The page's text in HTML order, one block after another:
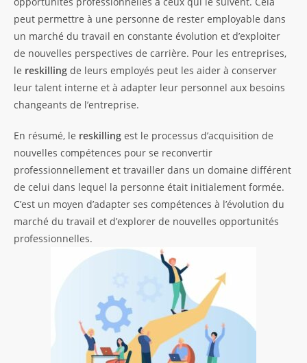
peut permettre à une personne de rester employable dans
un marché du travail en constante évolution et d’exploiter
de nouvelles perspectives de carrière. Pour les entreprises,
le reskilling de leurs employés peut les aider à conserver
leur talent interne et à adapter leur personnel aux besoins
changeants de l’entreprise.
En résumé, le reskilling est le processus d’acquisition de
nouvelles compétences pour se reconvertir
professionnellement et travailler dans un domaine différent
de celui dans lequel la personne était initialement formée.
C’est un moyen d’adapter ses compétences à l’évolution du
marché du travail et d’explorer de nouvelles opportunités
professionnelles.